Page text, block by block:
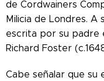
de Cordwainers
Milicia de Londres. A
escrita por su padre
Richard Foster
Cabe señalar que su